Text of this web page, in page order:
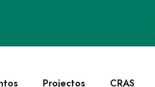
Projectos CRAS